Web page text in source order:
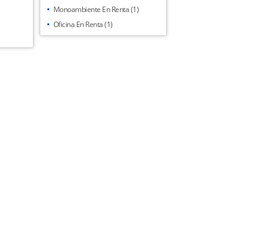
Monoambiente En Renta (1)
Oficina En Renta (1)